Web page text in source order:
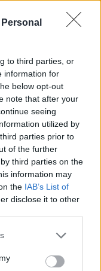
to third parties, or
information for
below opt-out
note that after your
seeing
utilized by
parties prior to
of the further
third parties on the
information may
the IAB’s List of
disclose it to other